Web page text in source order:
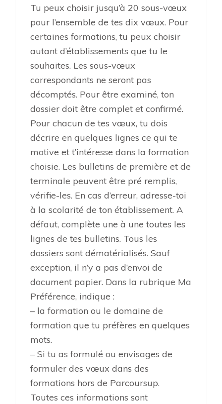
Tu peux choisir jusqu’à 20 sous-vœux
pour l’ensemble de tes dix vœux. Pour
certaines formations, tu peux choisir
autant d’établissements que tu le
souhaites. Les sous-vœux
correspondants ne seront pas
décomptés. Pour être examiné, ton
dossier doit être complet et confirmé.
Pour chacun de tes vœux, tu dois
décrire en quelques lignes ce qui te
motive et t’intéresse dans la formation
choisie. Les bulletins de première et de
terminale peuvent être pré remplis,
vérifie-les. En cas d’erreur, adresse-toi
à la scolarité de ton établissement. A
défaut, complète une à une toutes les
lignes de tes bulletins. Tous les
dossiers sont dématérialisés. Sauf
exception, il n’y a pas d’envoi de
document papier. Dans la rubrique Ma
Préférence, indique :
– la formation ou le domaine de
formation que tu préfères en quelques
mots.
– Si tu as formulé ou envisages de
formuler des vœux dans des
formations hors de Parcoursup.
Toutes ces informations sont